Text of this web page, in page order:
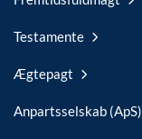
Testamente
Ægtepagt
Anpartsselskab (ApS)